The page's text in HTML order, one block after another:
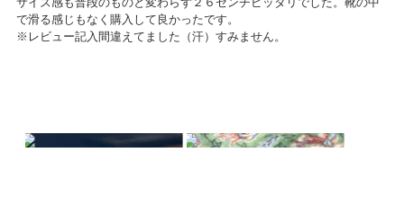
で滑る感じもなく購入して良かったです。
※レビュー記入間違えてました（汗）すみません。